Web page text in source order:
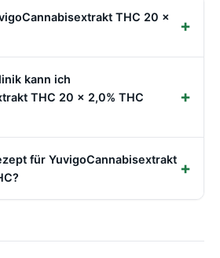
THC 20 x
kann ich
THC 20 x 2,0% THC
für YuvigoCannabisextrakt